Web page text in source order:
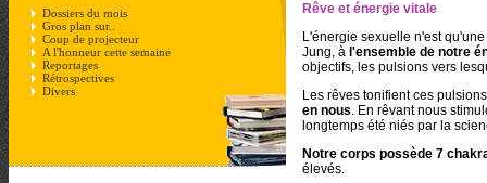
Dossiers du mois
Gros plan sur..
Coup de projecteur
A l'honneur cette semaine
Reportages
Rétrospectives
Divers
Rêve et énergie vitale
L'énergie sexuelle n'est
Jung, à l'ensemble de notre
objectifs, les pulsions vers
Les rêves tonifient ces
en nous. En rêvant nous
longtemps été niés par la
Notre corps possède 7
élevés.